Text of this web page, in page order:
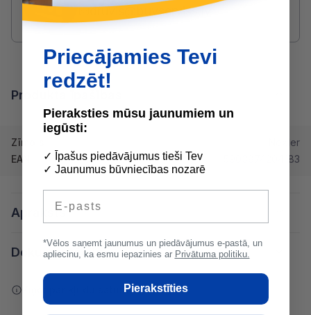
druvis@buvserviss.lv
Produkta īpašības
Zīmols
Nexler
EAN
5903874204183
Apraksts
Dokumentācija
Ziņot par kļūdu saturā
Priecājamies Tevi
redzēt!
Pieraksties mūsu jaunumiem un
iegūsti:
✓ Īpašus piedāvājumus tieši Tev
✓ Jaunumus būvniecības nozarē
*Vēlos saņemt jaunumus un piedāvājumus e-pastā, un
apliecinu, ka esmu iepazinies ar Privātuma politiku.
Pierakstīties